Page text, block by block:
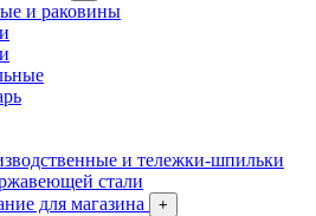
и раковины
и тележки-шпильки
стали
для магазина
+